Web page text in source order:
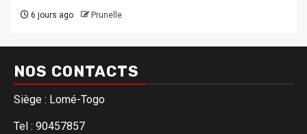
6 jours ago Prunelle
NOS CONTACTS
Siège : Lomé-Togo
Tel : 90457857